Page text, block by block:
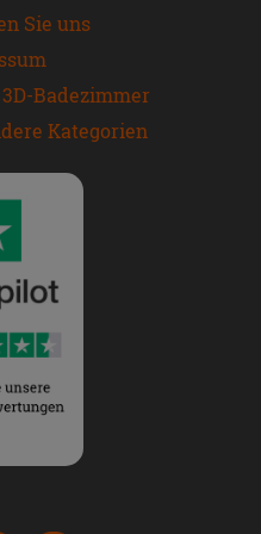
Sie uns
Badezimmer
Kategorien